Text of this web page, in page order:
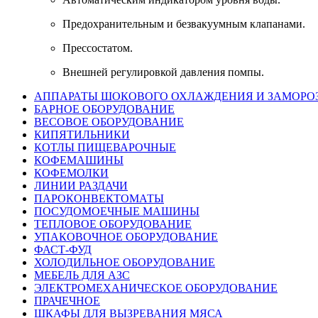
Предохранительным и безвакуумным клапанами.
Прессостатом.
Внешней регулировкой давления помпы.
АППАРАТЫ ШОКОВОГО ОХЛАЖДЕНИЯ И
БАРНОЕ ОБОРУДОВАНИЕ
ВЕСОВОЕ ОБОРУДОВАНИЕ
КИПЯТИЛЬНИКИ
КОТЛЫ ПИЩЕВАРОЧНЫЕ
КОФЕМАШИНЫ
КОФЕМОЛКИ
ЛИНИИ РАЗДАЧИ
ПАРОКОНВЕКТОМАТЫ
ПОСУДОМОЕЧНЫЕ МАШИНЫ
ТЕПЛОВОЕ ОБОРУДОВАНИЕ
УПАКОВОЧНОЕ ОБОРУДОВАНИЕ
ФАСТ-ФУД
ХОЛОДИЛЬНОЕ ОБОРУДОВАНИЕ
МЕБЕЛЬ ДЛЯ АЗС
ЭЛЕКТРОМЕХАНИЧЕСКОЕ ОБОРУДОВАНИЕ
ПРАЧЕЧНОЕ
ШКАФЫ ДЛЯ ВЫЗРЕВАНИЯ МЯСА